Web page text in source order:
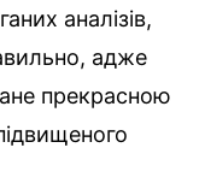
аналізів,
адже
прекрасною